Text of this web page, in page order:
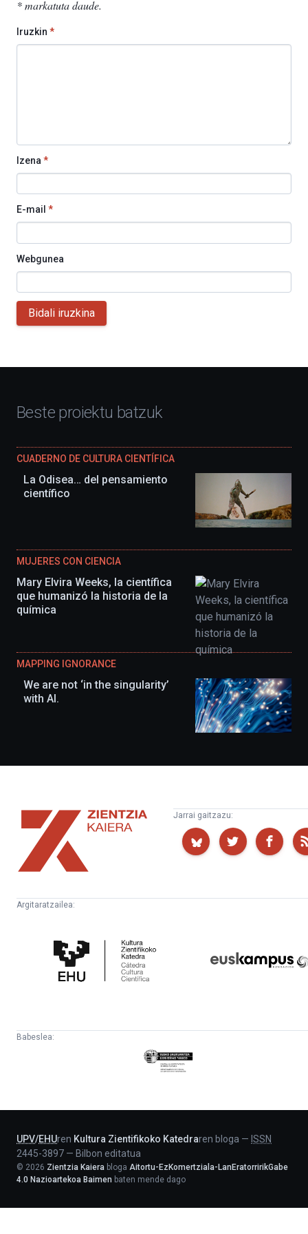
*markatuta daude.
Iruzkin *
Izena *
E-mail *
Webgunea
Bidali iruzkina
Beste proiektu batzuk
CUADERNO DE CULTURA CIENTÍFICA
La Odisea… del pensamiento
científico
MUJERES CON CIENCIA
Mary Elvira Weeks, la científica
que humanizó la historia de la
química
MAPPING IGNORANCE
We are not ‘in the singularity’
with AI.
Zientzia
Kaiera
Jarrai gaitzazu:
Argitaratzailea:
Zientifikoko
Katedra
Babeslea:
Eusko
Jaurlaritza
UPV/EHUren Kultura Zientifikoko Katedraren bloga — ISSN
2445-3897 — Bilbon editatua
© 2026 Zientzia Kaiera bloga Aitortu-EzKomertziala-LanEratorririkGabe
4.0 Nazioartekoa Baimen baten mende dago